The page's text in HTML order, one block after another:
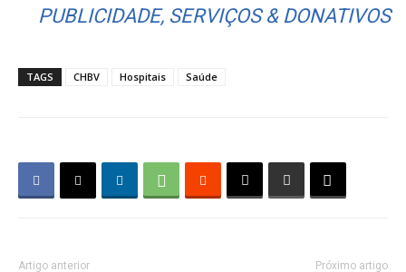
PUBLICIDADE, SERVIÇOS & DONATIVOS
TAGS CHBV Hospitais Saúde
Artigo anterior Próximo artigo